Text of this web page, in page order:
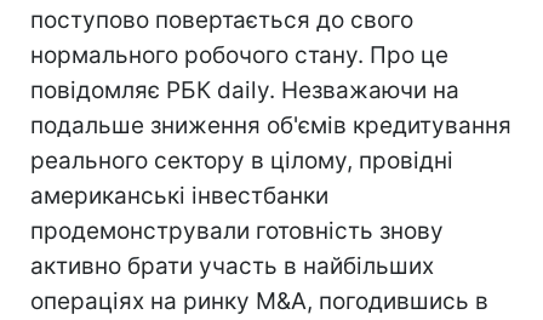
поступово повертається до свого
нормального робочого стану. Про це
повідомляє РБК daily. Незважаючи на
подальше зниження об'ємів кредитування
реального сектору в цілому, провідні
американські інвестбанки
продемонстрували готовність знову
активно брати участь в найбільших
операціях на ринку M&A, погодившись в